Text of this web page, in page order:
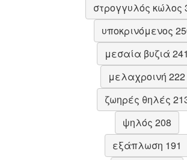
στρογγυλός κώλος
υποκρινόμενος
μεσαία βυζιά 241
μελαχροινή 222
ζωηρές θηλές
ψηλός 208
εξάπλωση 191